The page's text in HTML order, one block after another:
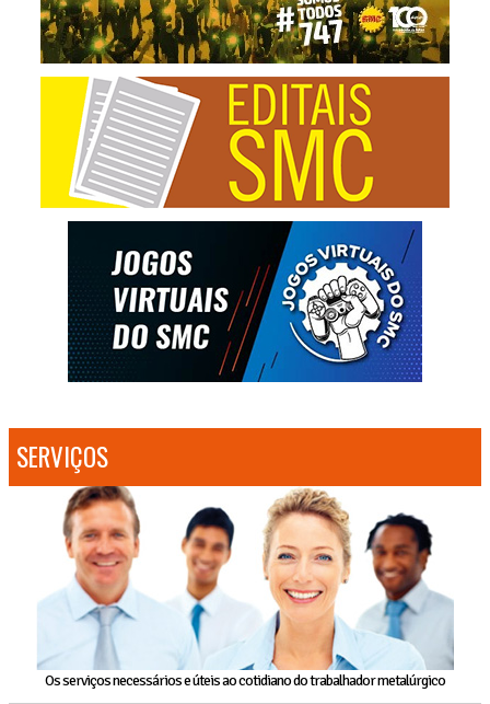
SERVIÇOS
Os serviços necessários e úteis ao cotidiano do trabalhador metalúrgico